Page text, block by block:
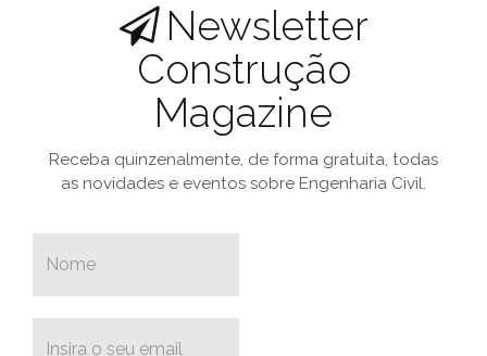
Newsletter
Construção
Magazine
Receba quinzenalmente, de forma gratuita, todas
as novidades e eventos sobre Engenharia Civil.